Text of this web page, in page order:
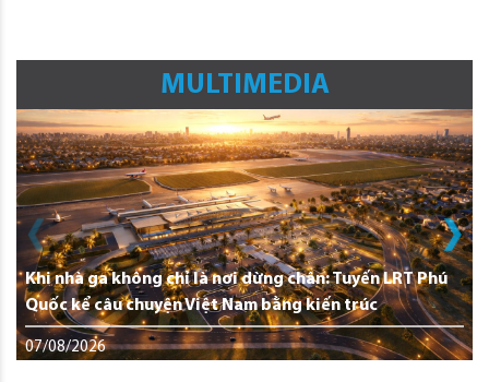
MULTIMEDIA
Khi nhà ga không chỉ là nơi dừng chân: Tuyến LRT Phú
Quốc kể câu chuyện Việt Nam bằng kiến trúc
07/08/2026